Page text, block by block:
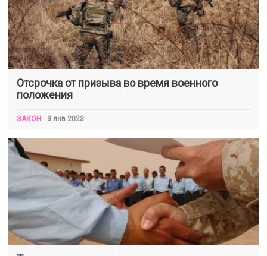
Отсрочка от призыва во время военного
положения
ЗАКОН 3 янв 2023